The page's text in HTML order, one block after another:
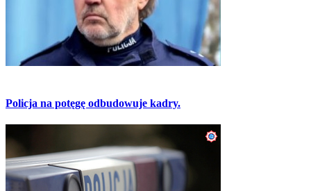
Policja na potęgę odbudowuje kadry.